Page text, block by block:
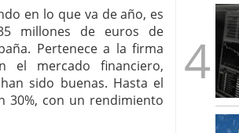
en lo que va de año, es
millones de euros de
Pertenece a la firma
el mercado financiero,
sido buenas. Hasta el
30%, con un rendimiento